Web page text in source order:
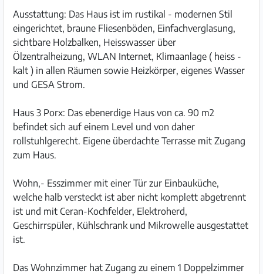
Ausstattung: Das Haus ist im rustikal - modernen Stil
eingerichtet, braune Fliesenböden, Einfachverglasung,
sichtbare Holzbalken, Heisswasser über
Ölzentralheizung, WLAN Internet, Klimaanlage ( heiss -
kalt ) in allen Räumen sowie Heizkörper, eigenes Wasser
und GESA Strom.
Haus 3 Porx: Das ebenerdige Haus von ca. 90 m2
befindet sich auf einem Level und von daher
rollstuhlgerecht. Eigene überdachte Terrasse mit Zugang
zum Haus.
Wohn,- Esszimmer mit einer Tür zur Einbauküche,
welche halb versteckt ist aber nicht komplett abgetrennt
ist und mit Ceran-Kochfelder, Elektroherd,
Geschirrspüler, Kühlschrank und Mikrowelle ausgestattet
ist.
Das Wohnzimmer hat Zugang zu einem 1 Doppelzimmer